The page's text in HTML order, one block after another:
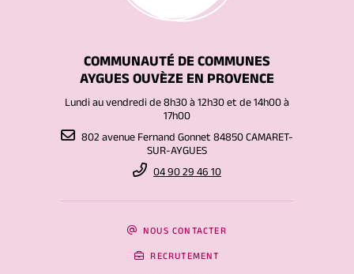
COMMUNAUTÉ DE COMMUNES
AYGUES OUVÈZE EN PROVENCE
Lundi au vendredi de 8h30 à 12h30 et de 14h00 à
17h00
802 avenue Fernand Gonnet 84850 CAMARET-
SUR-AYGUES
04 90 29 46 10
NOUS CONTACTER
RECRUTEMENT